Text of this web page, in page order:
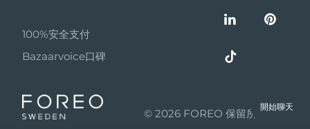
夥伴計畫
聯盟新聞
成為合作夥伴
100%安全支付
Bazaarvoice口碑
© 2026 FOREO 保留所有權利
開始聊天